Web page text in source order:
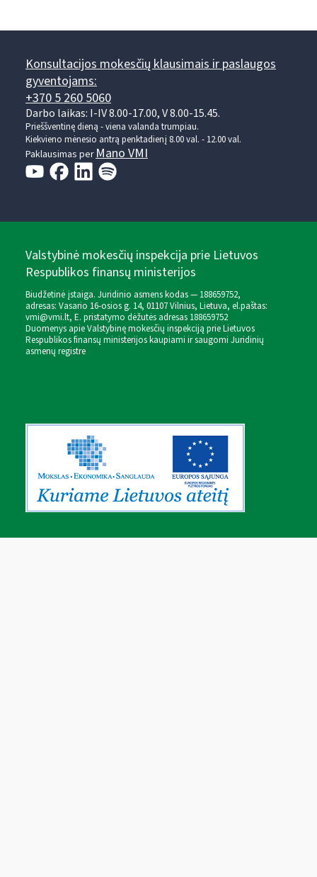
Konsultacijos mokesčių klausimais ir paslaugos
gyventojams:
+370 5 260 5060
Darbo laikas: I-IV 8.00-17.00, V 8.00-15.45.
Prieššventinę dieną - viena valanda trumpiau.
Kiekvieno mėnesio antrą penktadienį 8.00 val. - 12.00 val.
Paklausimas perMano VMI
Valstybinė mokesčių inspekcija prie Lietuvos
Respublikos finansų ministerijos
Biudžetinė įstaiga. Juridinio asmens kodas — 188659752,
adresas: Vasario 16-osios g. 14, 01107 Vilnius, Lietuva, el.paštas:
vmi@vmi.lt, E. pristatymo dėžutės adresas 188659752
Duomenys apie Valstybinę mokesčių inspekciją prie Lietuvos
Respublikos finansų ministerijos kaupiami ir saugomi Juridinių
asmenų registre